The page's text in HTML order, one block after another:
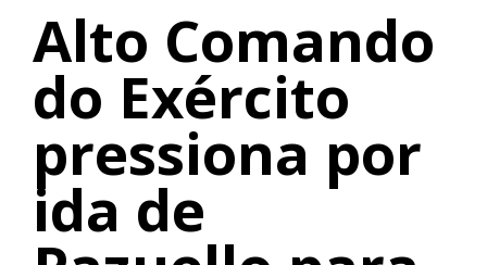
Alto Comando
do Exército
pressiona por
ida de